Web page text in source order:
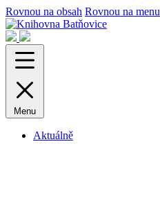
Rovnou na obsah Rovnou na menu
Menu
Aktuálně